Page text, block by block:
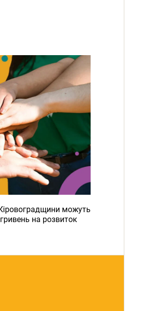
Кіровоградщини можуть
на розвиток